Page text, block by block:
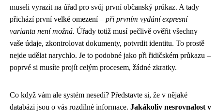
museli vyrazit na úřad pro svůj první občanský průkaz. A tady
přichází první velké omezení – při prvním vydání expresní
varianta není možná. Úřady totiž musí pečlivě ověřit všechny
vaše údaje, zkontrolovat dokumenty, potvrdit identitu. To prostě
nejde udělat narychlo. Je to podobné jako při řidičském průkazu –
poprvé si musíte projít celým procesem, žádné zkratky.
Co když vám ale systém nesedí? Představte si, že v nějaké
databázi jsou o vás rozdílné informace. Jakákoliv nesrovnalost v